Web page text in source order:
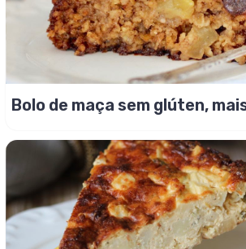
Bolo de maça sem glúten,